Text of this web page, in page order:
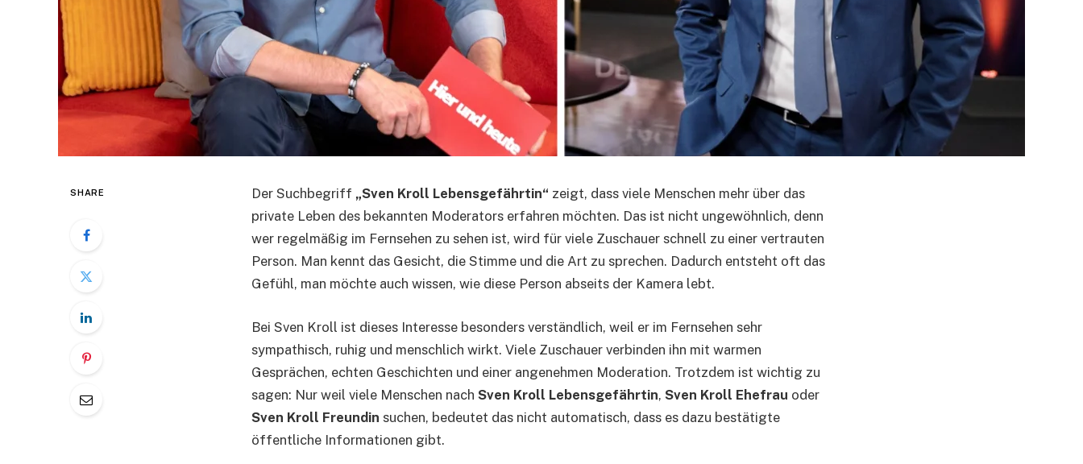
SHARE Der Suchbegriff „Sven Kroll Lebensgefährtin“ zeigt, dass viele Menschen mehr über das
private Leben des bekannten Moderators erfahren möchten. Das ist nicht ungewöhnlich, denn
wer regelmäßig im Fernsehen zu sehen ist, wird für viele Zuschauer schnell zu einer vertrauten
Person. Man kennt das Gesicht, die Stimme und die Art zu sprechen. Dadurch entsteht oft das
Gefühl, man möchte auch wissen, wie diese Person abseits der Kamera lebt.
Bei Sven Kroll ist dieses Interesse besonders verständlich, weil er im Fernsehen sehr
sympathisch, ruhig und menschlich wirkt. Viele Zuschauer verbinden ihn mit warmen
Gesprächen, echten Geschichten und einer angenehmen Moderation. Trotzdem ist wichtig zu
sagen: Nur weil viele Menschen nach Sven Kroll Lebensgefährtin, Sven Kroll Ehefrau oder
Sven Kroll Freundin suchen, bedeutet das nicht automatisch, dass es dazu bestätigte
öffentliche Informationen gibt.